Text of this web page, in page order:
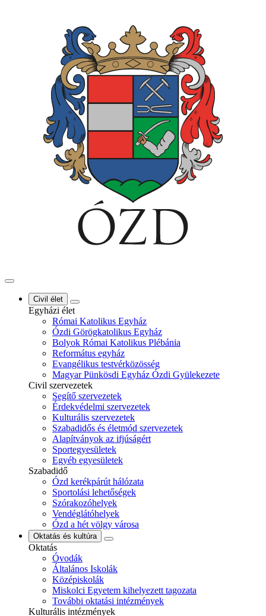
Civil élet
Egyházi élet
Római Katolikus Egyház
Ózdi Görögkatolikus Egyház
Bolyok Római Katolikus Plébánia
Református egyház
Evangélikus testvérközösség
Magyar Pünkösdi Egyház Ózdi Gyülekezete
Civil szervezetek
Segítő szervezetek
Érdekvédelmi szervezetek
Kulturális szervezetek
Szabadidős és életmód szervezetek
Alapítványok az ifjúságért
Sportegyesületek
Egyéb egyesületek
Szabadidő
Ózd kerékpárút hálózata
Sportolási lehetőségek
Szórakozóhelyek
Vendéglátóhelyek
Ózd a hét völgy városa
Oktatás és kultúra
Oktatás
Óvodák
Általános Iskolák
Középiskolák
Miskolci Egyetem kihelyezett tagozata
További oktatási intézmények
Kulturális intézmények